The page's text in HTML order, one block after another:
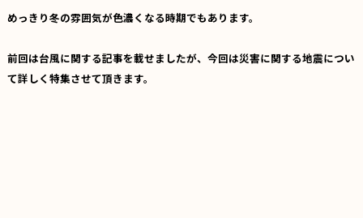
めっきり冬の雰囲気が色濃くなる時期でもあります。
前回は台風に関する記事を載せましたが、今回は災害に関する地震につい
て詳しく特集させて頂きます。